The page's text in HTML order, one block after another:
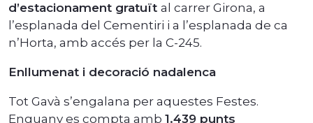
d’estacionament gratuït al carrer Girona, a
l’esplanada del Cementiri i a l’esplanada de ca
n’Horta, amb accés per la C-245.
Enllumenat i decoració nadalenca
Tot Gavà s’engalana per aquestes Festes.
Enguany es compta amb 1.439 punts